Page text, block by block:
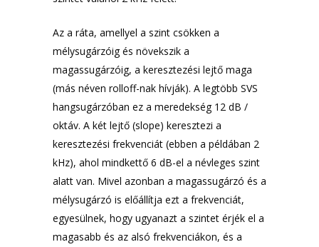
Az a ráta, amellyel a szint csökken a
mélysugárzóig és növekszik a
magassugárzóig, a keresztezési lejtő maga
(más néven rolloff-nak hívják). A legtöbb SVS
hangsugárzóban ez a meredekség 12 dB /
oktáv. A két lejtő (slope) keresztezi a
keresztezési frekvenciát (ebben a példában 2
kHz), ahol mindkettő 6 dB-el a névleges szint
alatt van. Mivel azonban a magassugárzó és a
mélysugárzó is előállítja ezt a frekvenciát,
egyesülnek, hogy ugyanazt a szintet érjék el a
magasabb és az alsó frekvenciákon, és a